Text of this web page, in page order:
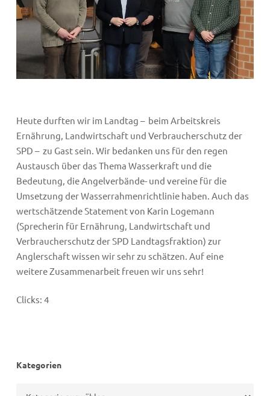
Heute durften wir im Landtag – beim Arbeitskreis
Ernährung, Landwirtschaft und Verbraucherschutz der
SPD – zu Gast sein. Wir bedanken uns für den regen
Austausch über das Thema Wasserkraft und die
Bedeutung, die Angelverbände- und vereine für die
Umsetzung der Wasserrahmenrichtlinie haben. Auch das
wertschätzende Statement von Karin Logemann
(Sprecherin für Ernährung, Landwirtschaft und
Verbraucherschutz der SPD Landtagsfraktion) zur
Anglerschaft wissen wir sehr zu schätzen. Auf eine
weitere Zusammenarbeit freuen wir uns sehr!
Clicks: 4
Kategorien